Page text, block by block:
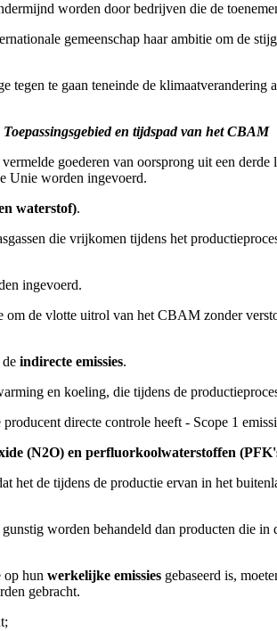
worden door bedrijven die de
gemeenschap haar ambitie om de
te gaan teneinde de klimaatverandering
Toepassingsgebied en tijdspad van het CBAM
goederen van oorsprong uit een
Unie worden ingevoerd.
waterstof).
die vrijkomen tijdens het
ingevoerd.
om de vlotte uitrol van het CBAM zonder
indirecte emissies.
en koeling, die tijdens de
directe controle heeft - Scope 1
(N2O) en perfluorkoolwaterstoffen
de tijdens de productie ervan in het
worden behandeld dan producten die
op hun werkelijke emissies gebaseerd is,
gebracht.